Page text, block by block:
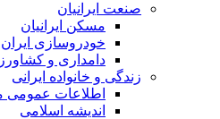
صنعت ایرانیان
مسکن ایرانیان
خودروسازی ایران
دامداری و
زندگی و خانواده ایرانی
اطلاعات عمومی
اندیشه اسلامی